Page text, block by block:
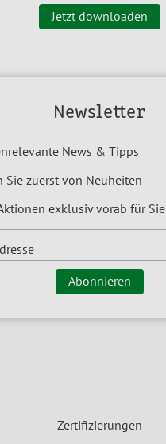
Newsletter
News & Tipps
Sie zuerst von Neuheiten
exklusiv vorab für Sie
Abonnieren
Jetzt downloaden
Zertifizierungen